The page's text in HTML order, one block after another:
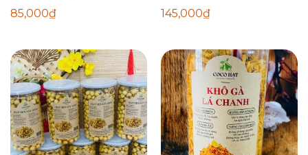
Được xếp
hạng5.00
85,000₫ 145,000₫